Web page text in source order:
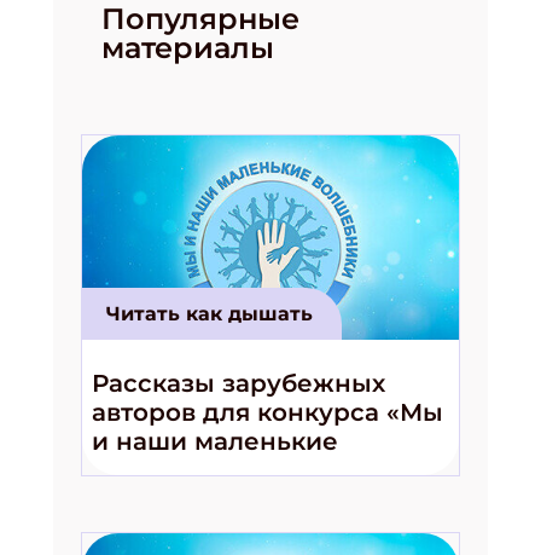
Популярные
материалы
Читать как дышать
Рассказы зарубежных
авторов для конкурса «Мы
и наши маленькие
волшебники!»
Подпишись на рассылку
Получи электронный "Классный журнал" в
подарок!
Укажите Ваш Email